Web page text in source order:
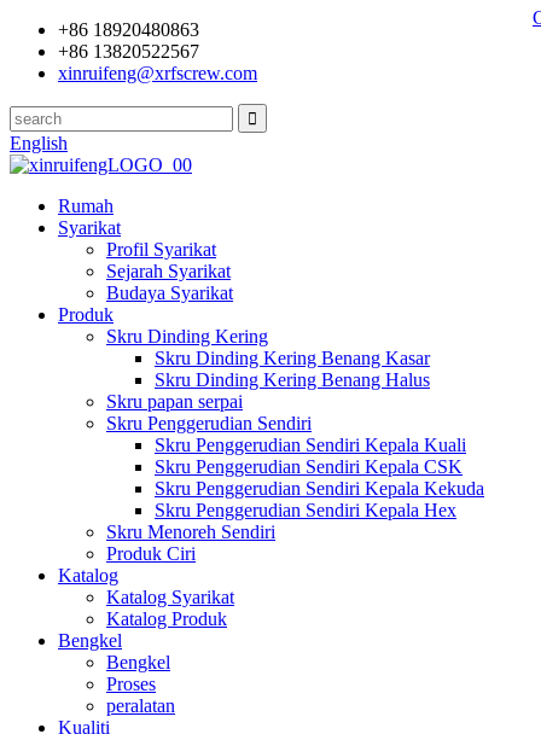
+86 18920480863
+86 13820522567
xinruifeng@xrfscrew.com
English
Rumah
Syarikat
Profil Syarikat
Sejarah Syarikat
Budaya Syarikat
Produk
Skru Dinding Kering
Skru Dinding Kering Benang Kasar
Skru Dinding Kering Benang Halus
Skru papan serpai
Skru Penggerudian Sendiri
Skru Penggerudian Sendiri Kepala Kuali
Skru Penggerudian Sendiri Kepala CSK
Skru Penggerudian Sendiri Kepala Kekuda
Skru Penggerudian Sendiri Kepala Hex
Skru Menoreh Sendiri
Produk Ciri
Katalog
Katalog Syarikat
Katalog Produk
Bengkel
Bengkel
Proses
peralatan
Kualiti